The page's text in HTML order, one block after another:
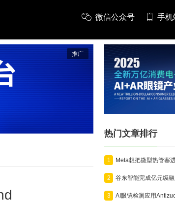
微信公众号 手机
推广
热门文章排行
1
2
3